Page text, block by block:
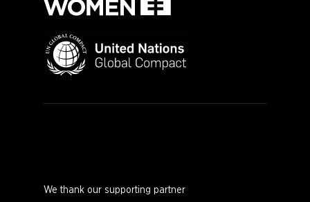
We thank our supporting partner